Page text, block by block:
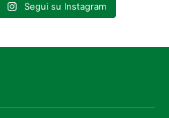
Segui su Instagram